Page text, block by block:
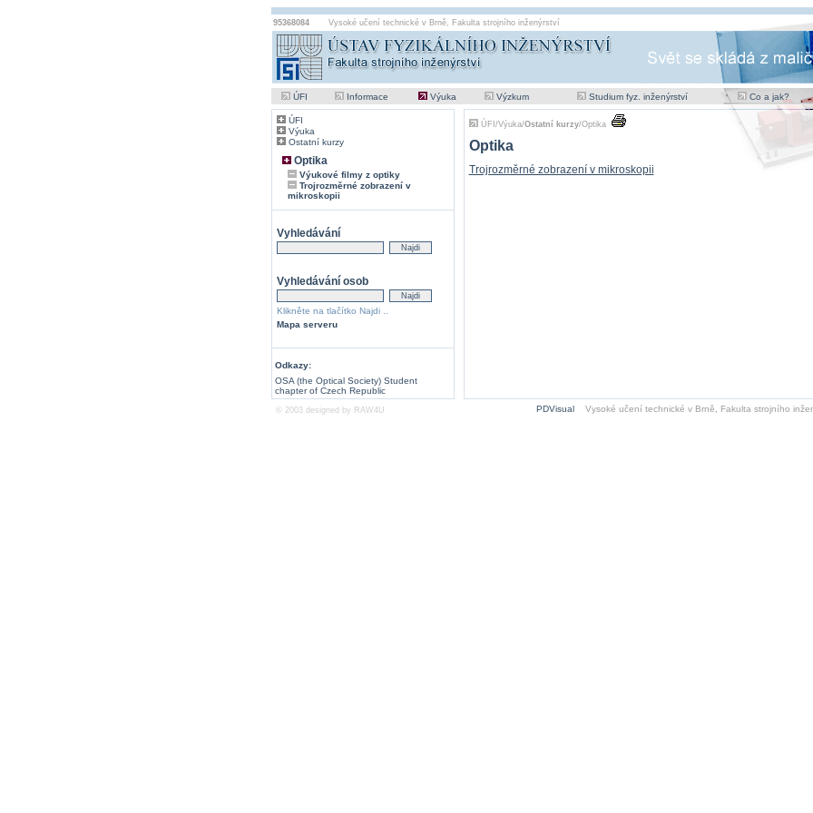
95368084 Vysoké učení technické v Brně, Fakulta strojního inženýrství
ÚFI Informace Výuka Výzkum Studium fyz. inženýrství Co a jak?
ÚFI
Výuka
Ostatní kurzy
Optika
Výukové filmy z optiky
Trojrozměrné zobrazení v
mikroskopii
Vyhledávání
Vyhledávání osob
Klikněte na tlačítko Najdi ..
Mapa serveru
Odkazy:
OSA (the Optical Society) Student
chapter of Czech Republic
ÚFI /Výuka/Ostatní kurzy/Optika
Optika
Trojrozměrné zobrazení v mikroskopii
© 2003 designed by RAW4U PDVisual Vysoké učení technické v Brně Fakulta strojního